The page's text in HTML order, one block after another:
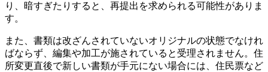
り、暗すぎたりすると、再提出を求められる可能性がありま
す。
また、書類は改ざんされていないオリジナルの状態でなけれ
ばならず、編集や加工が施されていると受理されません。住
所変更直後で新しい書類が手元にない場合には、住民票など